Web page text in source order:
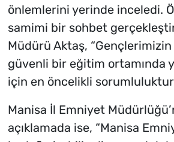
önlemlerini yerinde inceledi.
samimi bir sohbet
Müdürü Aktaş,
güvenli bir eğitim ortamında
için en öncelikli
Manisa İl Emniyet
açıklamada ise, “Manisa